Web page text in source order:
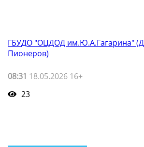
ГБУДО "ОЦДОД им.Ю.А.Гагарина"
Пионеров)
08:31 18.05.2026 16+
23